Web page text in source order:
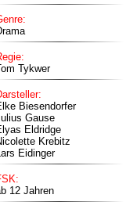
Tykwer
Biesendorfer
Gause
Eldridge
Krebitz
Eidinger
12 Jahren